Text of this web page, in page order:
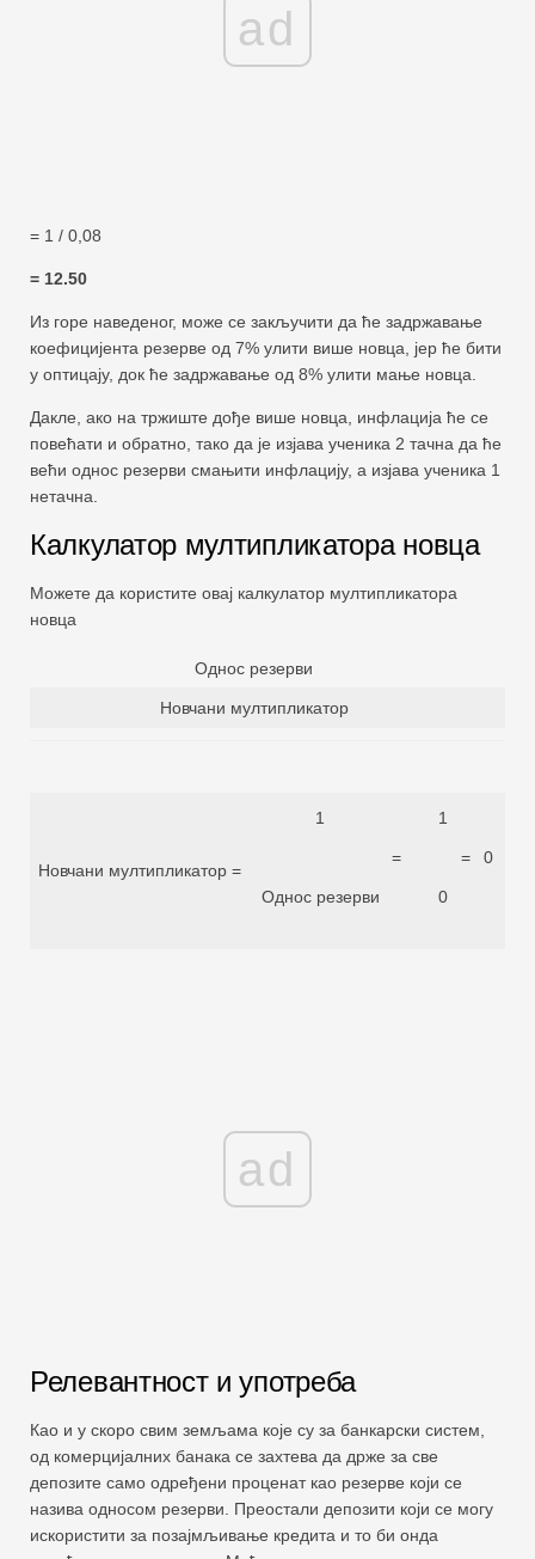
ad
= 1 / 0,08
= 12.50
Из горе наведеног, може се закључити да ће задржавање
коефицијента резерве од 7% улити више новца, јер ће бити
у оптицају, док ће задржавање од 8% улити мање новца.
Дакле, ако на тржиште дође више новца, инфлација ће се
повећати и обратно, тако да је изјава ученика 2 тачна да ће
већи однос резерви смањити инфлацију, а изјава ученика 1
нетачна.
Калкулатор мултипликатора новца
Можете да користите овај калкулатор мултипликатора
новца
Однос резерви
Новчани мултипликатор
Новчани мултипликатор =
1
=
Однос резерви
1
= 0
0
ad
Релевантност и употреба
Као и у скоро свим земљама које су за банкарски систем,
од комерцијалних банака се захтева да држе за све
депозите само одређени проценат као резерве који се
назива односом резерви. Преостали депозити који се могу
искористити за позајмљивање кредита и то би онда